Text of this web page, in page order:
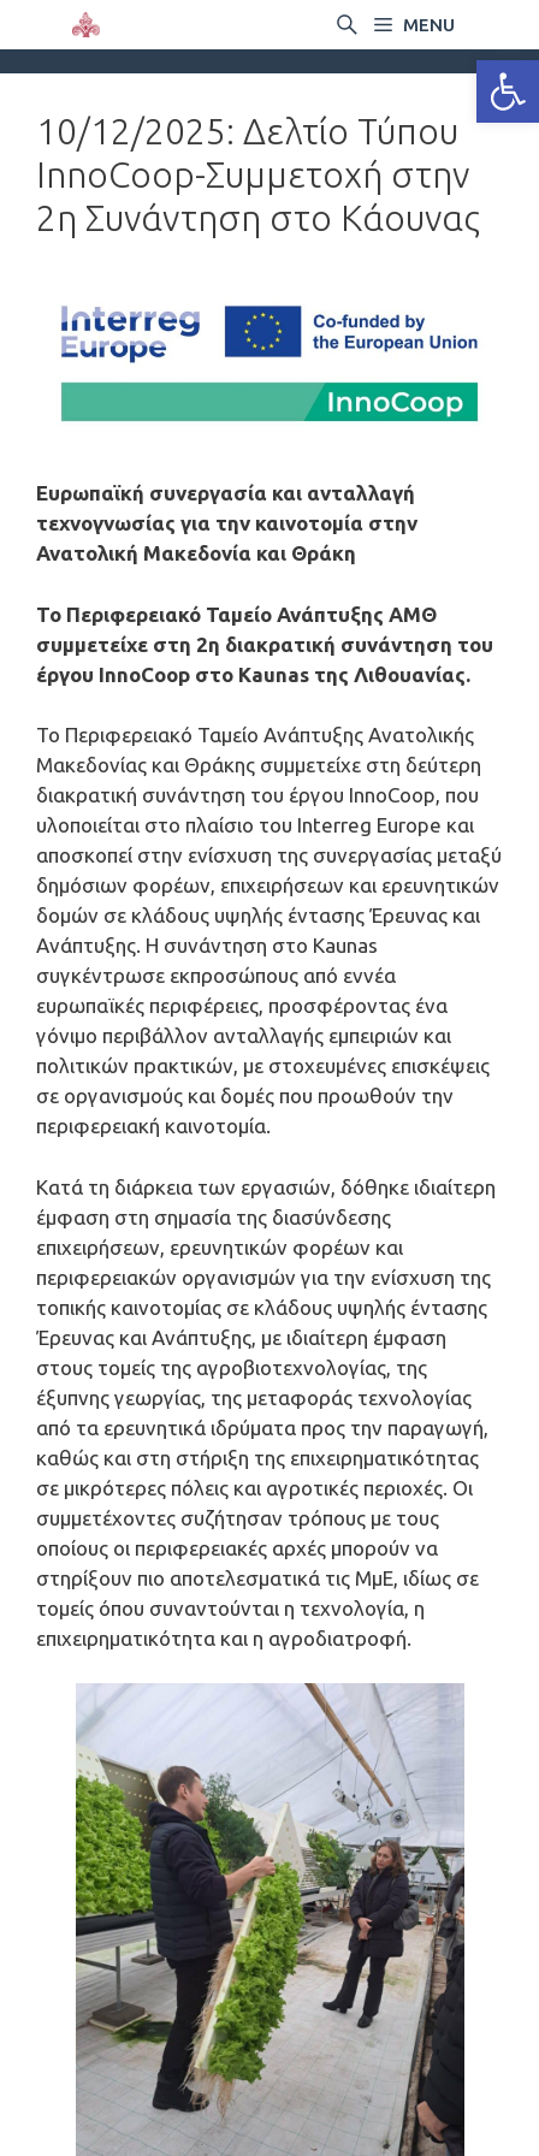
MENU
10/12/2025: Δελτίο Τύπου
InnoCoop-Συμμετοχή στην
2η Συνάντηση στο Κάουνας
Ευρωπαϊκή συνεργασία και ανταλλαγή
τεχνογνωσίας για την καινοτομία στην
Ανατολική Μακεδονία και Θράκη
Το Περιφερειακό Ταμείο Ανάπτυξης ΑΜΘ
συμμετείχε στη 2η διακρατική συνάντηση του
έργου InnoCoop στο Kaunas της Λιθουανίας.
Το Περιφερειακό Ταμείο Ανάπτυξης Ανατολικής
Μακεδονίας και Θράκης συμμετείχε στη δεύτερη
διακρατική συνάντηση του έργου InnoCoop, που
υλοποιείται στο πλαίσιο του Interreg Europe και
αποσκοπεί στην ενίσχυση της συνεργασίας μεταξύ
δημόσιων φορέων, επιχειρήσεων και ερευνητικών
δομών σε κλάδους υψηλής έντασης Έρευνας και
Ανάπτυξης. Η συνάντηση στο Kaunas
συγκέντρωσε εκπροσώπους από εννέα
ευρωπαϊκές περιφέρειες, προσφέροντας ένα
γόνιμο περιβάλλον ανταλλαγής εμπειριών και
πολιτικών πρακτικών, με στοχευμένες επισκέψεις
σε οργανισμούς και δομές που προωθούν την
περιφερειακή καινοτομία.
Κατά τη διάρκεια των εργασιών, δόθηκε ιδιαίτερη
έμφαση στη σημασία της διασύνδεσης
επιχειρήσεων, ερευνητικών φορέων και
περιφερειακών οργανισμών για την ενίσχυση της
τοπικής καινοτομίας σε κλάδους υψηλής έντασης
Έρευνας και Ανάπτυξης, με ιδιαίτερη έμφαση
στους τομείς της αγροβιοτεχνολογίας, της
έξυπνης γεωργίας, της μεταφοράς τεχνολογίας
από τα ερευνητικά ιδρύματα προς την παραγωγή,
καθώς και στη στήριξη της επιχειρηματικότητας
σε μικρότερες πόλεις και αγροτικές περιοχές. Οι
συμμετέχοντες συζήτησαν τρόπους με τους
οποίους οι περιφερειακές αρχές μπορούν να
στηρίξουν πιο αποτελεσματικά τις ΜμΕ, ιδίως σε
τομείς όπου συναντούνται η τεχνολογία, η
επιχειρηματικότητα και η αγροδιατροφή.